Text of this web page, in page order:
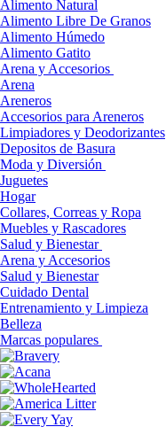
Alimento Natural
Alimento Libre De Granos
Alimento Húmedo
Alimento Gatito
Arena y Accesorios
Arena
Areneros
Accesorios para Areneros
Limpiadores y Deodorizantes
Depositos de Basura
Moda y Diversión
Juguetes
Hogar
Collares, Correas y Ropa
Muebles y Rascadores
Salud y Bienestar
Arena y Accesorios
Salud y Bienestar
Cuidado Dental
Entrenamiento y Limpieza
Belleza
Marcas populares